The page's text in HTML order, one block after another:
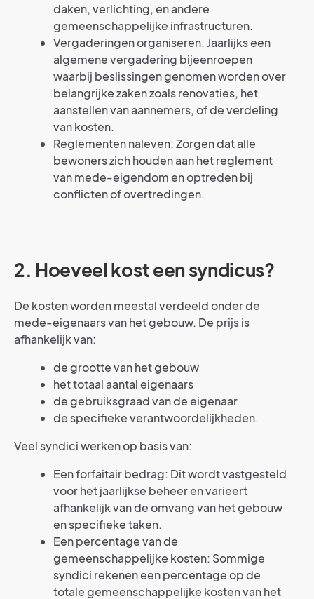
daken, verlichting, en andere
gemeenschappelijke infrastructuren.
Vergaderingen organiseren: Jaarlijks een
algemene vergadering bijeenroepen
waarbij beslissingen genomen worden over
belangrijke zaken zoals renovaties, het
aanstellen van aannemers, of de verdeling
van kosten.
Reglementen naleven: Zorgen dat alle
bewoners zich houden aan het reglement
van mede-eigendom en optreden bij
conflicten of overtredingen.
2. Hoeveel kost een syndicus?
De kosten worden meestal verdeeld onder de
mede-eigenaars van het gebouw. De prijs is
afhankelijk van:
de grootte van het gebouw
het totaal aantal eigenaars
de gebruiksgraad van de eigenaar
de specifieke verantwoordelijkheden.
Veel syndici werken op basis van:
Een forfaitair bedrag: Dit wordt vastgesteld
voor het jaarlijkse beheer en varieert
afhankelijk van de omvang van het gebouw
en specifieke taken.
Een percentage van de
gemeenschappelijke kosten: Sommige
syndici rekenen een percentage op de
totale gemeenschappelijke kosten van het